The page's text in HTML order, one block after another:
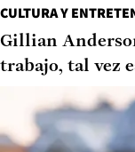
CULTURA Y
Gillian
trabajo, tal vez